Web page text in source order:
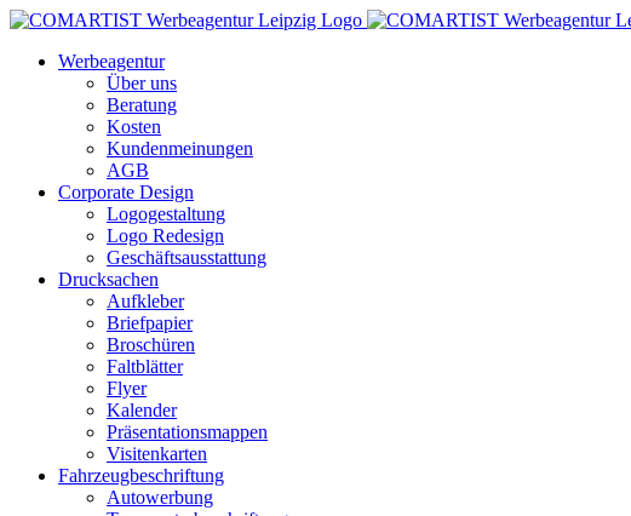
Zum
springenWerbeagentur
Über uns
Beratung
Kosten
Kundenmeinungen
AGB
Corporate Design
Logogestaltung
Logo Redesign
Geschäftsausstattung
Drucksachen
Aufkleber
Briefpapier
Broschüren
Faltblätter
Flyer
Kalender
Präsentationsmappen
Visitenkarten
Fahrzeugbeschriftung
Autowerbung